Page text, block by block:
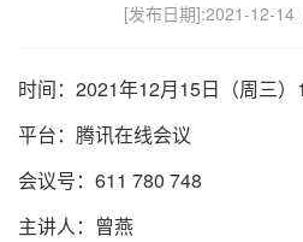
[发布日期]:2021-12-14
时间：2021年12月15日（周三）
平台：腾讯在线会议
会议号：611 780 748
主讲人：曾燕